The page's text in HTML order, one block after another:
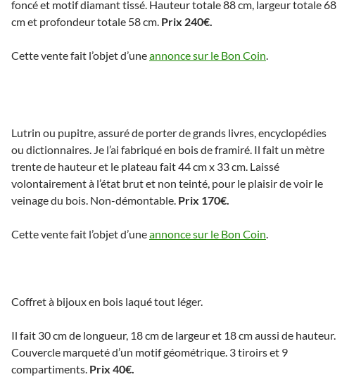
foncé et motif diamant tissé. Hauteur totale 88 cm, largeur totale 68
cm et profondeur totale 58 cm. Prix 240€.
Cette vente fait l’objet d’uneannonce sur le Bon Coin.
Lutrin ou pupitre, assuré de porter de grands livres, encyclopédies
ou dictionnaires. Je l’ai fabriqué en bois de framiré. Il fait un mètre
trente de hauteur et le plateau fait 44 cm x 33 cm. Laissé
volontairement à l’état brut et non teinté, pour le plaisir de voir le
veinage du bois. Non-démontable. Prix 170€.
Cette vente fait l’objet d’uneannonce sur le Bon Coin.
Coffret à bijoux en bois laqué tout léger.
Il fait 30 cm de longueur, 18 cm de largeur et 18 cm aussi de hauteur.
Couvercle marqueté d’un motif géométrique. 3 tiroirs et 9
compartiments. Prix 40€.